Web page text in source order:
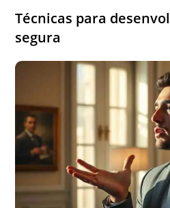
Técnicas para
segura